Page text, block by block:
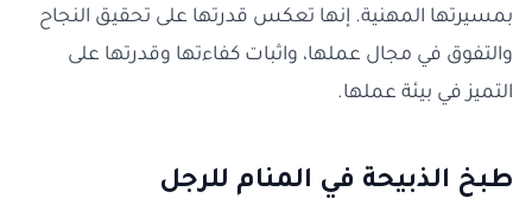
بمسيرتها المهنية. إنها تعكس قدرتها على تحقيق النجاح
والتفوق في مجال عملها، واثبات كفاءتها وقدرتها على
التميز في بيئة عملها.
طبخ الذبيحة في المنام للرجل